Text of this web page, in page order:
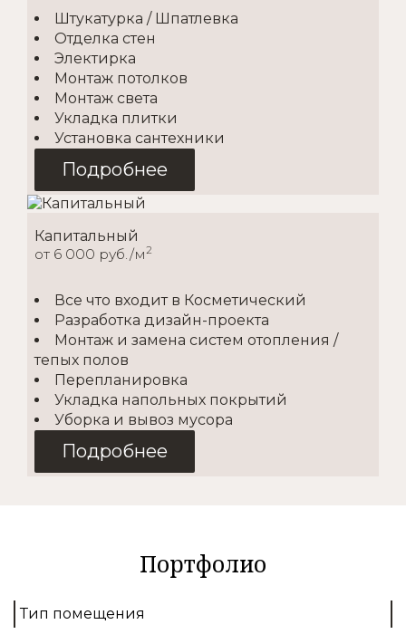
Штукатурка / Шпатлевка
Отделка стен
Электирка
Монтаж потолков
Монтаж света
Укладка плитки
Установка сантехники
Подробнее
Капитальный
от 6 000 руб./м2
Все что входит в Косметический
Разработка дизайн-проекта
Монтаж и замена систем отопления /
тепых полов
Перепланировка
Укладка напольных покрытий
Уборка и вывоз мусора
Подробнее
Покупка материалов
Демонтаж
Портфолио
Тип помещения